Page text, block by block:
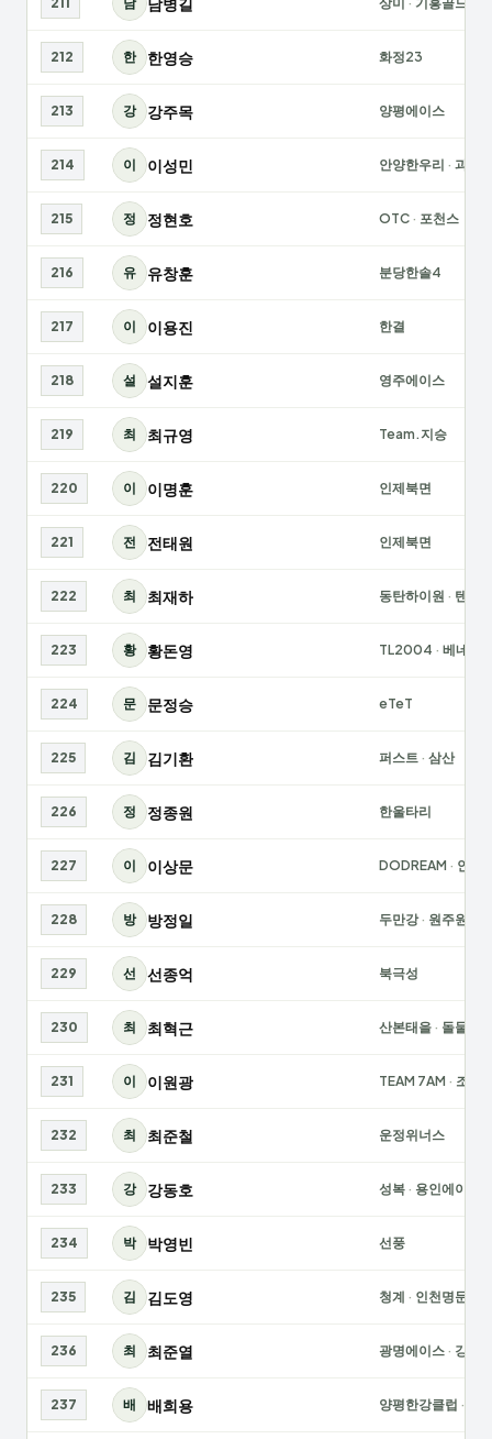
212 한 한영승 화정23
213 강 강주목 양평에이스
214 이 이성민 안양한우리 · 과천
215 정 정현호 OTC · 포천스
216 유 유창훈 분당한솔4
217 이 이용진 한결
218 설 설지훈 영주에이스
219 최 최규영 Team.지승
220 이 이명훈 인제북면
221 전 전태원 인제북면
222 최 최재하 동탄하이원 · 텐벅
223 황 황돈영 TL2004 · 베네스
224 문 문정승 eTeT
225 김 김기환 퍼스트 · 삼산
226 정 정종원 한울타리
227 이 이상문 DODREAM · 안양
228 방 방정일 두만강· 원주원
229 선 선종억 북극성
230 최 최혁근 산본태을 · 돌둘
231 이 이원광 TEAM 7AM · 조이
232 최 최준철 운정위너스
233 강 강동호 성복 · 용인에이스
234 박 박영빈 선풍
235 김 김도영 청계 · 인천명문
236 최 최준열 광명에이스 · 강남
237 배 배희용 양평한강클럽 ·